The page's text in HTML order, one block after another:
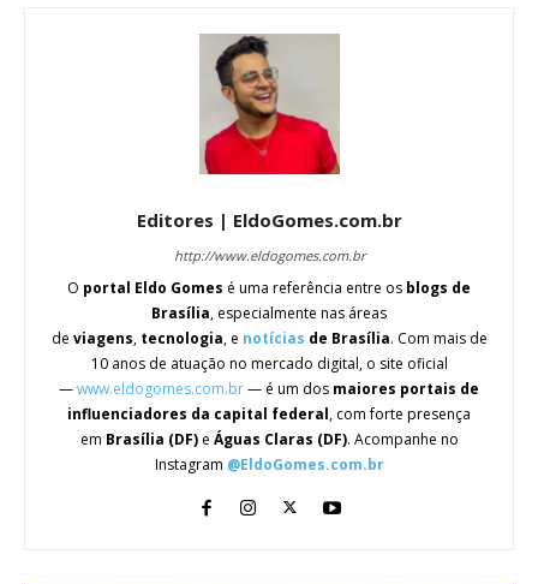
Editores | EldoGomes.com.br
http://www.eldogomes.com.br
O portal Eldo Gomes é uma referência entre os blogs de
Brasília, especialmente nas áreas
de viagens, tecnologia, e notícias de Brasília. Com mais de
10 anos de atuação no mercado digital, o site oficial
—www.eldogomes.com.br— é um dos maiores portais de
influenciadores da capital federal, com forte presença
em Brasília (DF)e Águas Claras (DF). Acompanhe no
Instagram @EldoGomes.com.br